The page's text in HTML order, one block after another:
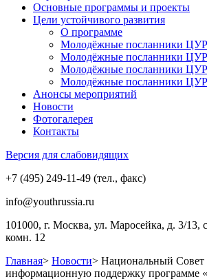
Основные программы и проекты
Цели устойчивого развития
О программе
Молодёжные посланники ЦУР
Молодёжные посланники ЦУР
Молодёжные посланники ЦУР
Молодёжные посланники ЦУР
Анонсы мероприятий
Новости
Фотогалерея
Контакты
Версия для слабовидящих
+7 (495) 249-11-49 (тел., факс)
info@youthrussia.ru
101000, г. Москва, ул. Маросейка, д. 3/13,
комн. 12
Главная> Новости> Национальный Совет
информационную поддержку программе